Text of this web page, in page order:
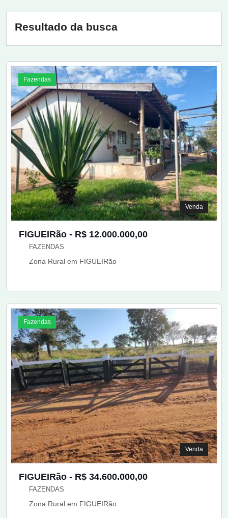
Resultado da busca
Fazendas
Venda
FIGUEIRão - R$ 12.000.000,00
FAZENDAS
Zona Rural em FIGUEIRão
Fazendas
Venda
FIGUEIRão - R$ 34.600.000,00
FAZENDAS
Zona Rural em FIGUEIRão